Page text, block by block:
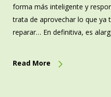
forma más inteligente y
trata de aprovechar lo que ya
reparar… En definitiva, es
Read More